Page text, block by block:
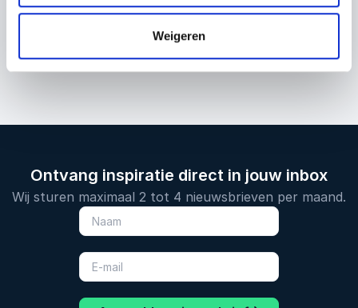
Weigeren
Ontvang inspiratie direct in jouw inbox
Wij sturen maximaal 2 tot 4 nieuwsbrieven per maand.